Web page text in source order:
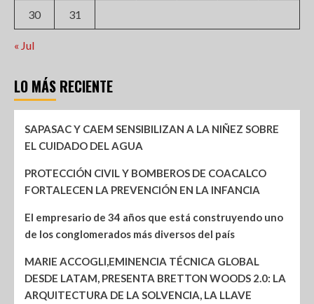
30 31
« Jul
LO MÁS RECIENTE
SAPASAC Y CAEM SENSIBILIZAN A LA NIÑEZ SOBRE
EL CUIDADO DEL AGUA
PROTECCIÓN CIVIL Y BOMBEROS DE COACALCO
FORTALECEN LA PREVENCIÓN EN LA INFANCIA
El empresario de 34 años que está construyendo uno
de los conglomerados más diversos del país
MARIE ACCOGLI,EMINENCIA TÉCNICA GLOBAL
DESDE LATAM, PRESENTA BRETTON WOODS 2.0: LA
ARQUITECTURA DE LA SOLVENCIA, LA LLAVE